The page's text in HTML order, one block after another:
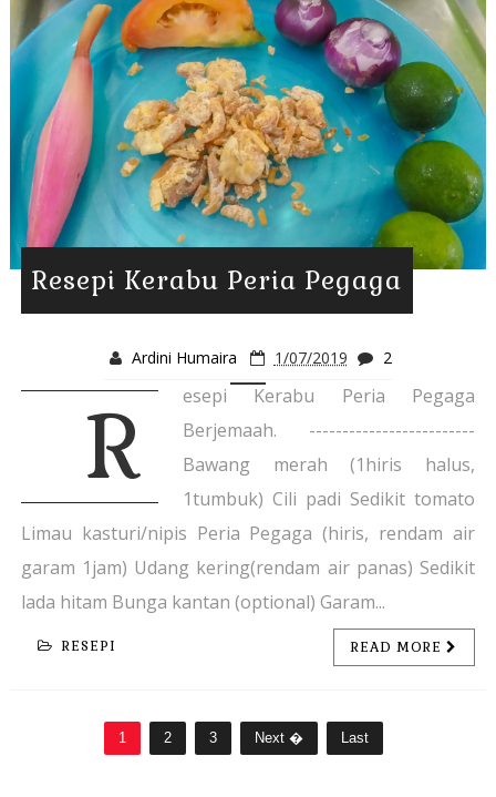
Resepi Kerabu Peria Pegaga
Ardini Humaira 1/07/2019 2
R
esepi Kerabu Peria Pegaga
Berjemaah. -------------------------
Bawang merah (1hiris halus,
1tumbuk) Cili padi Sedikit tomato
Limau kasturi/nipis Peria Pegaga (hiris, rendam air
garam 1jam) Udang kering(rendam air panas) Sedikit
lada hitam Bunga kantan (optional) Garam...
RESEPI READ MORE
1 2 3 Next � Last